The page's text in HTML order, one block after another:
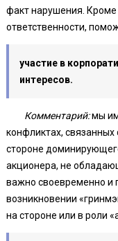
факт нарушения. Кроме
ответственности,
участие в
интересов.
Комментарий:мы
конфликтах, связанных
стороне
акционера, не
важно своевременно и
возникновении
на стороне или в роли